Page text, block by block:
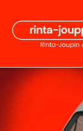
sisältöön